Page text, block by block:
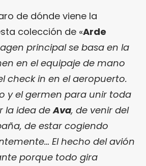
de dónde viene la
colección de «Arde
principal se basa en la
en el equipaje de mano
check in en el aeropuerto.
y el germen para unir toda
la idea deAva, de venir del
de estar cogiendo
El hecho del avión
porque todo gira